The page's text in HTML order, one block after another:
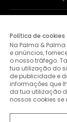
PALMA &
APOIO AO
Política de cookies
Na Palma &
e anúncios,
o nosso tráfego.
tua utilização do
de publicidade e
informações que
da tua utilização
nossos cookies se